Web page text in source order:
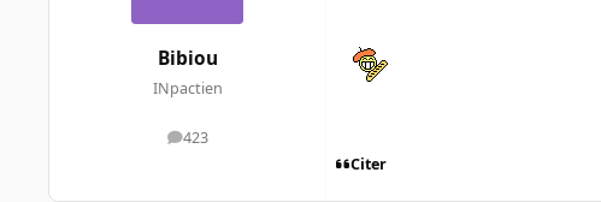
Bibiou
INpactien
423
messages
Citer